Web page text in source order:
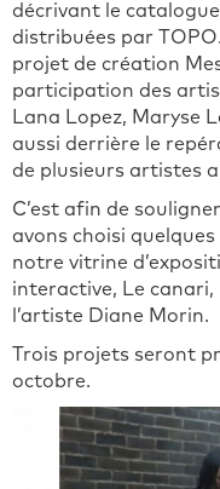
décrivant le
distribuées par
projet de création
participation des
Lana Lopez, Maryse
aussi derrière le
de plusieurs artistes
C’est afin de
avons choisi
notre vitrine
interactive, Le canari,
l’artiste Diane Morin.
Trois projets seront
octobre.